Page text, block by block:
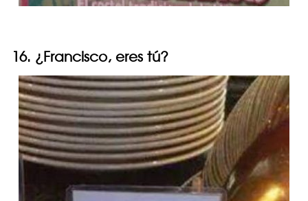
16. ¿Francisco, eres tú?